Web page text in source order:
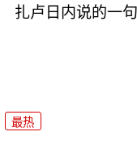
扎卢日内说的一
最热